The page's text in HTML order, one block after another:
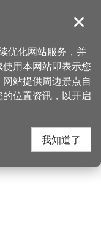
導覽
总部
周边
关闭
优化网站服务，并
用本网站即表示您
站提供周边景点自
位置资讯，以开启
我知道了